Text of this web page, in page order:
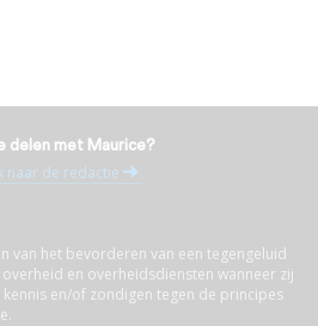
delen met Maurice?
naar de redactie
van het bevorderen van een tegengeluid
en overheidsdiensten wanneer zij
en/of zondigen tegen de principes